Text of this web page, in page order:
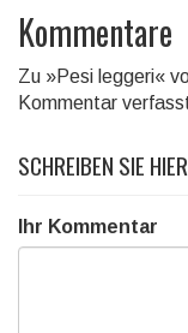
Kommentare
Zu »Pesi leggeri«
Kommentar
SCHREIBEN SIE
Ihr Kommentar